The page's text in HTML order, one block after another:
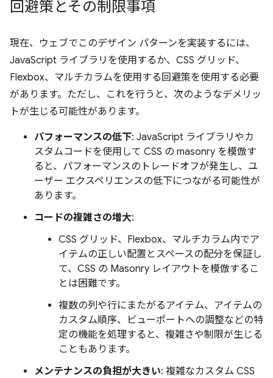
回避策とその制限事項
現在、ウェブでこのデザイン パターンを実装するには、
JavaScript ライブラリを使用するか、CSS グリッド、
Flexbox、マルチカラムを使用する回避策を使用する必要
があります。ただし、これを行うと、次のようなデメリッ
トが生じる可能性があります。
パフォーマンスの低下: JavaScript ライブラリやカ
スタムコードを使用して CSS の masonry を模倣す
ると、パフォーマンスのトレードオフが発生し、ユ
ーザー エクスペリエンスの低下につながる可能性が
あります。
コードの複雑さの増大:
CSS グリッド、Flexbox、マルチカラム内でア
イテムの正しい配置とスペースの配分を保証し
て、CSS の Masonry レイアウトを模倣するこ
とは困難です。
複数の列や行にまたがるアイテム、アイテムの
カスタム順序、ビューポートへの調整などの特
定の機能を処理すると、複雑さや制限が生じる
こともあります。
メンテナンスの負担が大きい: 複雑なカスタム CSS